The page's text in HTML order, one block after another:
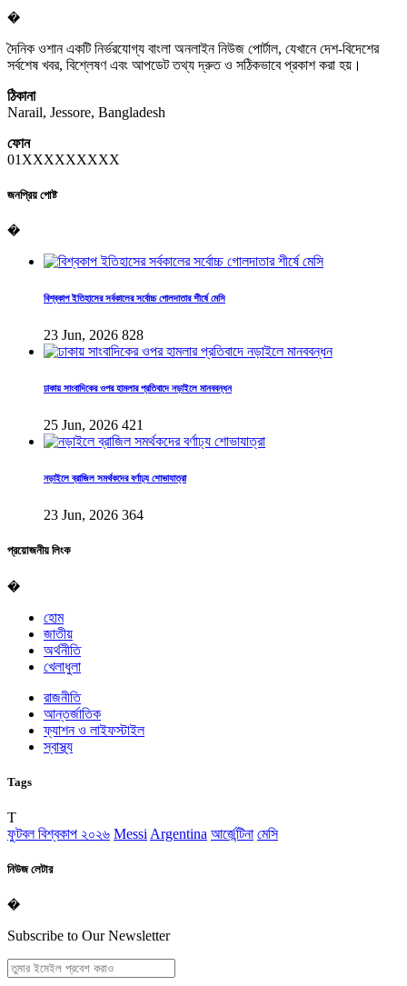
�
দৈনিক ওশান একটি নির্ভরযোগ্য বাংলা অনলাইন নিউজ পোর্টাল, যেখানে দেশ-বিদেশের
সর্বশেষ খবর, বিশ্লেষণ এবং আপডেট তথ্য দ্রুত ও সঠিকভাবে প্রকাশ করা হয়।
ঠিকানা
Narail, Jessore, Bangladesh
ফোন
01XXXXXXXXX
জনপ্রিয় পোষ্ট
�
বিশ্বকাপ ইতিহাসের সর্বকালের সর্বোচ্চ গোলদাতার শীর্ষে মেসি
23 Jun, 2026 828
ঢাকায় সাংবাদিকের ওপর হামলার প্রতিবাদে নড়াইলে মানববন্ধন
25 Jun, 2026 421
নড়াইলে ব্রাজিল সমর্থকদের বর্ণাঢ্য শোভাযাত্রা
23 Jun, 2026 364
প্রয়োজনীয় লিংক
�
হোম
জাতীয়
অর্থনীতি
খেলাধুলা
রাজনীতি
আন্তর্জাতিক
ফ্যাশন ও লাইফস্টাইল
স্বাস্থ্য
Tags
T
ফুটবল বিশ্বকাপ ২০২৬ Messi Argentina আর্জেন্টিনা মেসি
নিউজ লেটার
�
Subscribe to Our Newsletter